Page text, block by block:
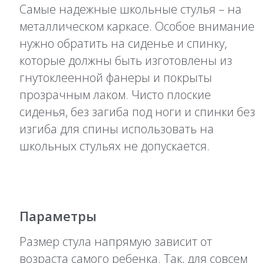
Самые надежные школьные стулья – на
металлическом каркасе. Особое внимание
нужно обратить на сиденье и спинку,
которые должны быть изготовлены из
гнутоклеенной фанеры и покрыты
прозрачным лаком. Чисто плоские
сиденья, без загиба под ноги и спинки без
изгиба для спины использовать на
школьных стульях не допускается.
Параметры
Размер стула напрямую зависит от
возраста самого ребенка. Так, для совсем